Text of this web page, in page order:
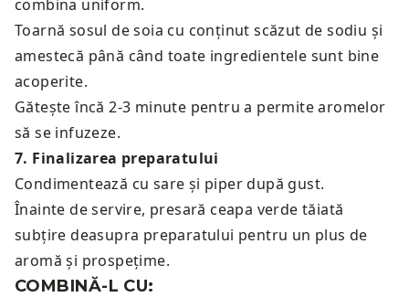
combina uniform.
Toarnă sosul de soia cu conținut scăzut de sodiu și
amestecă până când toate ingredientele sunt bine
acoperite.
Gătește încă 2-3 minute pentru a permite aromelor
să se infuzeze.
7. Finalizarea preparatului
Condimentează cu sare și piper după gust.
Înainte de servire, presară ceapa verde tăiată
subțire deasupra preparatului pentru un plus de
aromă și prospețime.
COMBINĂ-L CU: